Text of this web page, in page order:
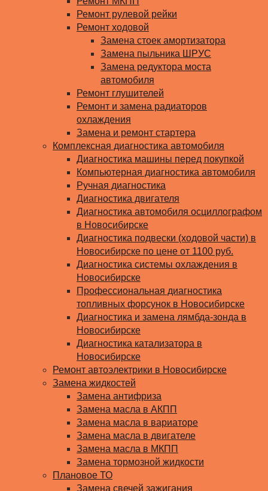
Ремонт рулевой рейки
Ремонт ходовой
Замена стоек амортизатора
Замена пыльника ШРУС
Замена редуктора моста
автомобиля
Ремонт глушителей
Ремонт и замена радиаторов
охлаждения
Замена и ремонт стартера
Комплексная диагностика автомобиля
Диагностика машины перед покупкой
Компьютерная диагностика автомобиля
Ручная диагностика
Диагностика двигателя
Диагностика автомобиля осциллографом
в Новосибирске
Диагностика подвески (ходовой части) в
Новосибирске по цене от 1100 руб.
Диагностика системы охлаждения в
Новосибирске
Профессиональная диагностика
топливных форсунок в Новосибирске
Диагностика и замена лямбда-зонда в
Новосибирске
Диагностика катализатора в
Новосибирске
Ремонт автоэлектрики в Новосибирске
Замена жидкостей
Замена антифриза
Замена масла в АКПП
Замена масла в вариаторе
Замена масла в двигателе
Замена масла в МКПП
Замена тормозной жидкости
Плановое ТО
Замена свечей зажигания